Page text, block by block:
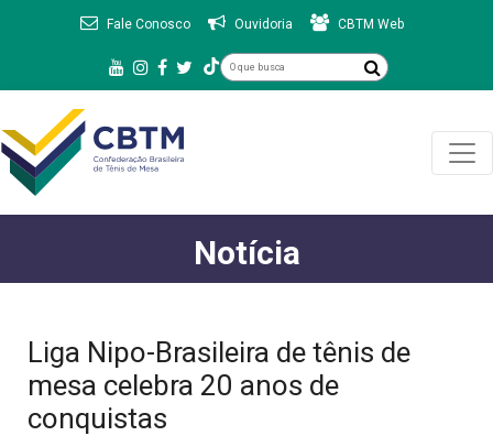
Fale Conosco Ouvidoria CBTM Web
Notícia
Liga Nipo-Brasileira de tênis de
mesa celebra 20 anos de
conquistas